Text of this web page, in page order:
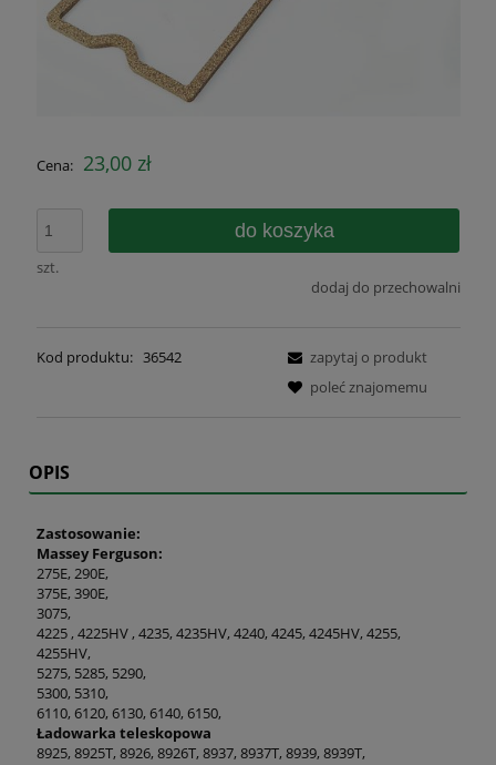
Cena: 23,00 zł
szt.
do koszyka
dodaj do przechowalni
Kod produktu: 36542
zapytaj o produkt
poleć znajomemu
OPIS
Zastosowanie:
Massey Ferguson:
275E, 290E,
375E, 390E,
3075,
4225 , 4225HV , 4235, 4235HV, 4240, 4245, 4245HV, 4255,
4255HV,
5275, 5285, 5290,
5300, 5310,
6110, 6120, 6130, 6140, 6150,
Ładowarka teleskopowa
8925, 8925T, 8926, 8926T, 8937, 8937T, 8939, 8939T,